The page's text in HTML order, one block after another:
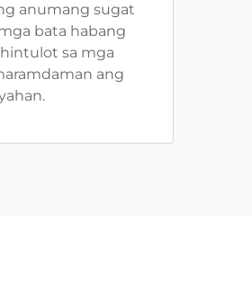
anumang sugat
bata habang
sa mga
ang